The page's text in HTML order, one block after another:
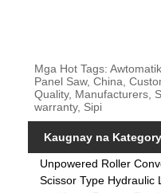
Mga Hot Tags:
Panel Saw, China,
Quality, Manufacturers,
warranty, Sipi
Kaugnay na
Unpowered Roller
Scissor Type Hydraulic